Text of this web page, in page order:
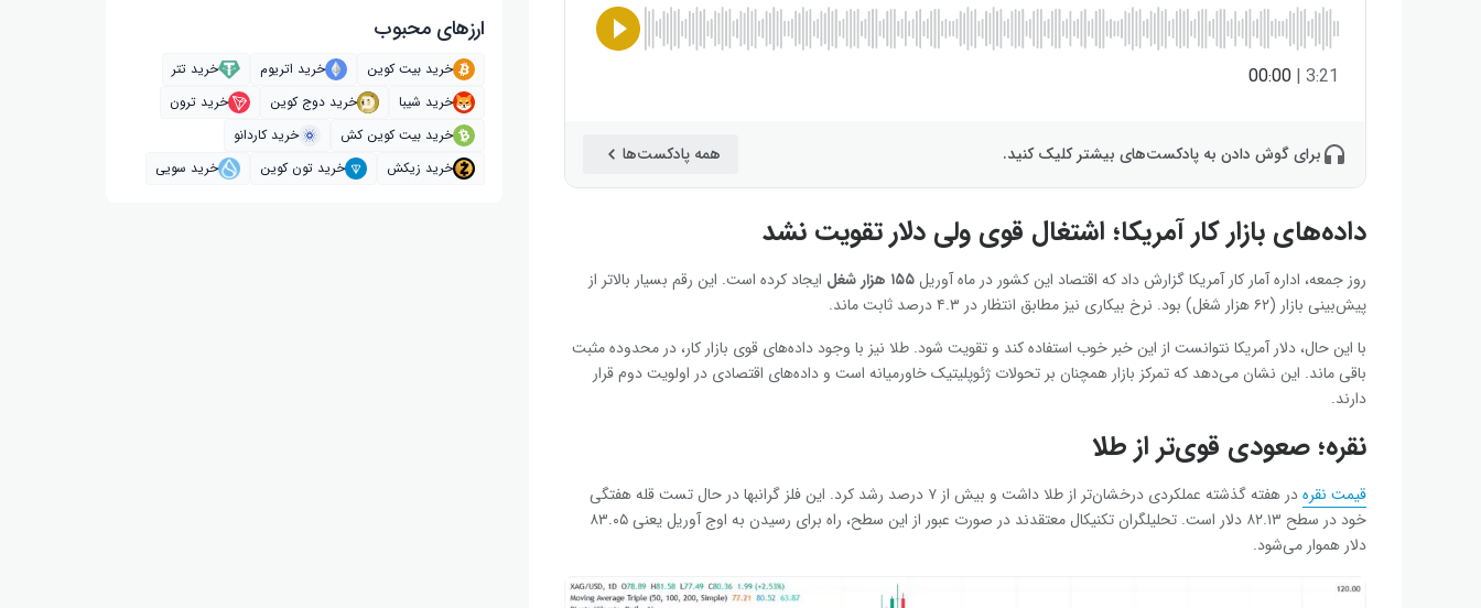
3:21
|
00:00
برای گوش دادن به پادکست‌های بیشتر کلیک کنید. همه پادکست‌ها
داده‌های بازار کار آمریکا؛ اشتغال قوی ولی دلار تقویت نشد
روز جمعه، اداره آمار کار آمریکا گزارش داد که اقتصاد این کشور در ماه آوریل۱۵۵ هزار شغل
ایجاد کرده است. این رقم بسیار بالاتر از
پیش‌بینی بازار (۶۲ هزار شغل) بود. نرخ بیکاری نیز مطابق انتظار در ۴.۳ درصد ثابت ماند.
با این حال، دلار آمریکا نتوانست از این خبر خوب استفاده کند و تقویت شود. طلا نیز با وجود داده‌های قوی بازار کار، در محدوده مثبت
باقی ماند. این نشان می‌دهد که تمرکز بازار همچنان بر تحولات ژئوپلیتیک خاورمیانه است و داده‌های اقتصادی در اولویت دوم قرار
دارند.
نقره؛ صعودی قوی‌تر از طلا
قیمت نقره
در هفته گذشته عملکردی درخشان‌تر از طلا داشت و بیش از ۷ درصد رشد کرد. این فلز گرانبها در حال تست قله هفتگی
خود در سطح ۸۲.۱۳ دلار است. تحلیلگران تکنیکال معتقدند در صورت عبور از این سطح، راه برای رسیدن به اوج آوریل یعنی ۸۳.۰۵
دلار هموار می‌شود.
ارز‌های محبوب
خرید بیت کوین خرید اتریوم
خرید تتر
خرید شیبا
خرید دوج کوین
خرید ترون
خرید بیت کوین کش
خرید کاردانو
خرید زیکش
خرید تون کوین خرید سویی